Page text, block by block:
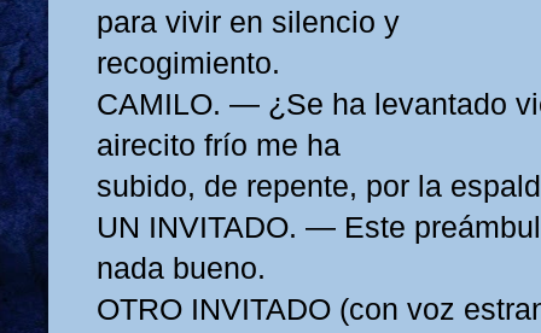
para vivir en silencio y
recogimiento.
CAMILO. — ¿Se ha levantado
airecito frío me ha
subido, de repente, por la
UN INVITADO. — Este
nada bueno.
OTRO INVITADO (con voz